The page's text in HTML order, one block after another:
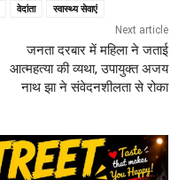
वेदांता स्वास्थ्य सेवाएं
Next article
जनता दरबार में महिला ने जताई
आत्महत्या की व्यथा, उपायुक्त अजय
नाथ झा ने संवेदनशीलता से रोका